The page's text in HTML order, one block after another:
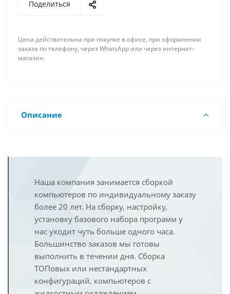
Поделиться
Цена действительна при покупке в офисе, при оформлении
заказа по телефону, через WhatsApp или через интернет-
магазин.
Описание
Наша компания занимается сборкой
компьютеров по индивидуальному заказу
более 20 лет. На сборку, настройку,
установку базового набора программ у
нас уходит чуть больше одного часа.
Большинство заказов мы готовы
выполнить в течении дня. Сборка
ТОПовых или нестандартных
конфигураций, компьютеров с